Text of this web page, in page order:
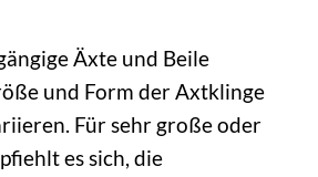
Äxte und Beile
und Form der Axtklinge
Für sehr große oder
es sich, die